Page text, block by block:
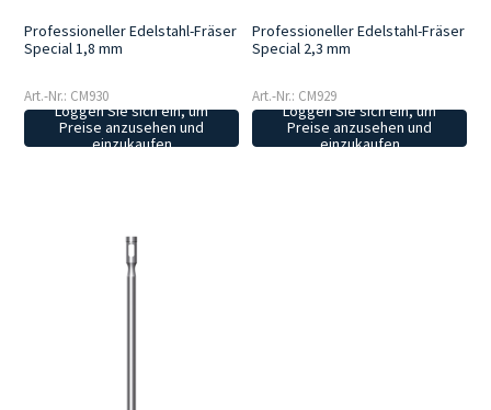
Professioneller Edelstahl-Fräser
Special 1,8 mm
Art.-Nr.: CM930
Loggen Sie sich ein, um
Preise anzusehen und
einzukaufen
Professioneller Edelstahl-Fräser
Special 2,3 mm
Art.-Nr.: CM929
Loggen Sie sich ein, um
Preise anzusehen und
einzukaufen